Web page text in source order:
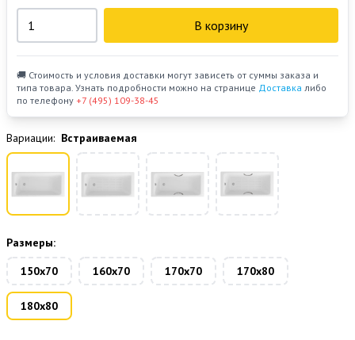
В корзину
🚚 Стоимость и условия доставки могут зависеть от суммы заказа и
типа товара. Узнать подробности можно на странице Доставка либо
по телефону +7 (495) 109-38-45
Вариации: Встраиваемая
Размеры:
150х70
160х70 170х70 170х80
180х80